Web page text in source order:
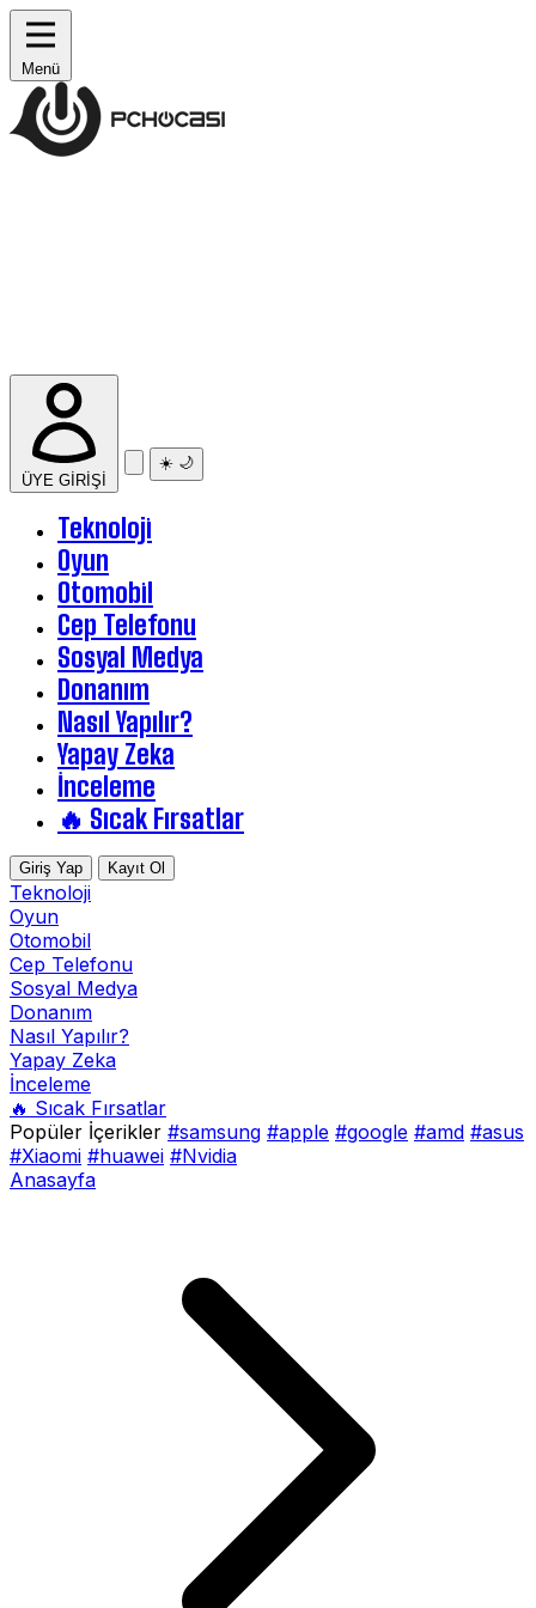
Menü
ÜYE GİRİŞİ
☀️ 🌙
Teknoloji
Oyun
Otomobil
Cep Telefonu
Sosyal Medya
Donanım
Nasıl Yapılır?
Yapay Zeka
İnceleme
🔥 Sıcak Fırsatlar
Giriş Yap Kayıt Ol
Teknoloji
Oyun
Otomobil
Cep Telefonu
Sosyal Medya
Donanım
Nasıl Yapılır?
Yapay Zeka
İnceleme
🔥 Sıcak Fırsatlar
Popüler İçerikler #samsung #apple #google #amd #asus
#Xiaomi #huawei #Nvidia
Anasayfa